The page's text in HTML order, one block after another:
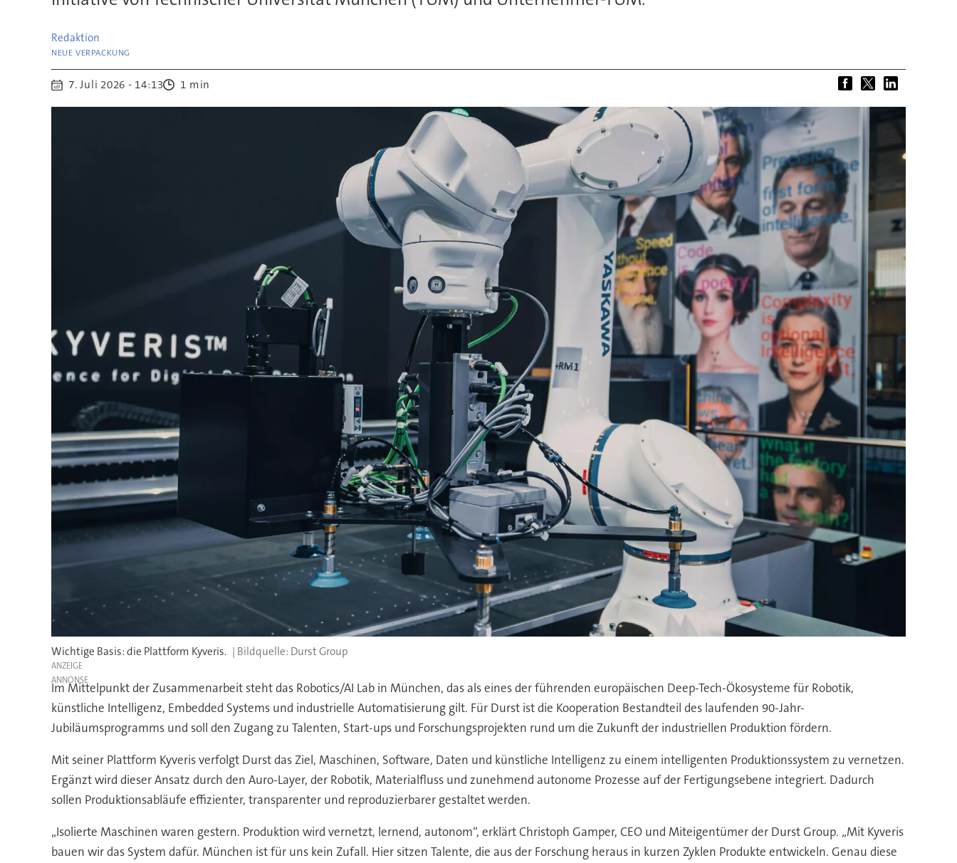
Redaktion
NEUE VERPACKUNG
7. Juli 2026 - 14:13 1 min
Wichtige Basis: die Plattform Kyveris. Durst Group
ANZEIGE
Im Mittelpunkt der Zusammenarbeit steht das Robotics/AI Lab in München, das als eines der führenden europäischen Deep-Tech-Ökosysteme für Robotik,
künstliche Intelligenz, Embedded Systems und industrielle Automatisierung gilt. Für Durst ist die Kooperation Bestandteil des laufenden 90-Jahr-
Jubiläumsprogramms und soll den Zugang zu Talenten, Start-ups und Forschungsprojekten rund um die Zukunft der industriellen Produktion fördern.
Mit seiner Plattform Kyveris verfolgt Durst das Ziel, Maschinen, Software, Daten und künstliche Intelligenz zu einem intelligenten Produktionssystem zu vernetzen.
Ergänzt wird dieser Ansatz durch den Auro-Layer, der Robotik, Materialfluss und zunehmend autonome Prozesse auf der Fertigungsebene integriert. Dadurch
sollen Produktionsabläufe effizienter, transparenter und reproduzierbarer gestaltet werden.
„Isolierte Maschinen waren gestern. Produktion wird vernetzt, lernend, autonom“, erklärt Christoph Gamper, CEO und Miteigentümer der Durst Group. „Mit Kyveris
bauen wir das System dafür. München ist für uns kein Zufall. Hier sitzen Talente, die aus der Forschung heraus in kurzen Zyklen Produkte entwickeln. Genau diese